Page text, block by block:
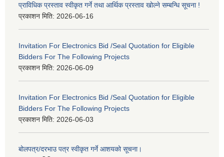
प्राविधिक प्रस्ताव स्वीकृत गर्ने तथा आर्थिक प्रस्ताव खोल्ने सम्बन्धि सूचना !
प्रकाशन मिति: 2026-06-16
Invitation For Electronics Bid /Seal Quotation for Eligible
Bidders For The Following Projects
प्रकाशन मिति: 2026-06-09
Invitation For Electronics Bid /Seal Quotation for Eligible
Bidders For The Following Projects
प्रकाशन मिति: 2026-06-03
बोलपत्र/दरभाउ पत्र स्वीकृत गर्ने आशयको सूचना।